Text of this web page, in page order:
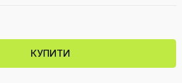
КУПИТИ